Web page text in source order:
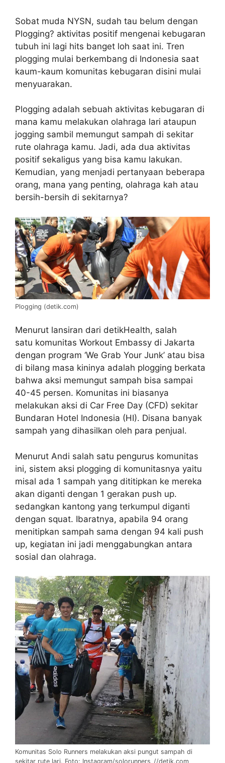
Sobat muda NYSN, sudah tau belum dengan
Plogging? aktivitas positif mengenai kebugaran
tubuh ini lagi hits banget loh saat ini. Tren
plogging mulai berkembang di Indonesia saat
kaum-kaum komunitas kebugaran disini mulai
menyuarakan.
Plogging adalah sebuah aktivitas kebugaran di
mana kamu melakukan olahraga lari ataupun
jogging sambil memungut sampah di sekitar
rute olahraga kamu. Jadi, ada dua aktivitas
positif sekaligus yang bisa kamu lakukan.
Kemudian, yang menjadi pertanyaan beberapa
orang, mana yang penting, olahraga kah atau
bersih-bersih di sekitarnya?
Plogging (detik.com)
Menurut lansiran dari detikHealth, salah
satu komunitas Workout Embassy di Jakarta
dengan program ‘We Grab Your Junk’ atau bisa
di bilang masa kininya adalah plogging berkata
bahwa aksi memungut sampah bisa sampai
40-45 persen. Komunitas ini biasanya
melakukan aksi di Car Free Day (CFD) sekitar
Bundaran Hotel Indonesia (HI). Disana banyak
sampah yang dihasilkan oleh para penjual.
Menurut Andi salah satu pengurus komunitas
ini, sistem aksi plogging di komunitasnya yaitu
misal ada 1 sampah yang dititipkan ke mereka
akan diganti dengan 1 gerakan push up.
sedangkan kantong yang terkumpul diganti
dengan squat. Ibaratnya, apabila 94 orang
menitipkan sampah sama dengan 94 kali push
up, kegiatan ini jadi menggabungkan antara
sosial dan olahraga.
Komunitas Solo Runners melakukan aksi pungut sampah di
sekitar rute lari. Foto: Instagram/solorunners_//detik.com